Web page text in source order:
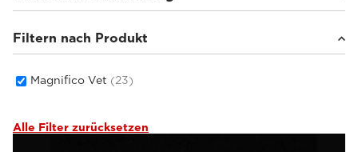
Kleintiere(22)
Filtern nach Produkt
Magnifico Vet (23)
Alle Filter zurücksetzen